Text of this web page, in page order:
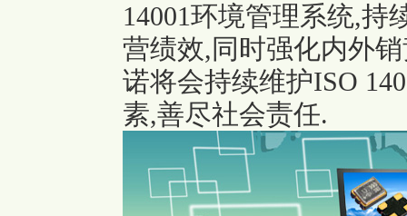
14001环境管理系统,持
营绩效,同时强化内外
诺将会持续维护ISO
素,善尽社会责任.